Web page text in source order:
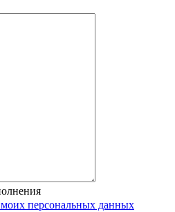
моих персональных данных